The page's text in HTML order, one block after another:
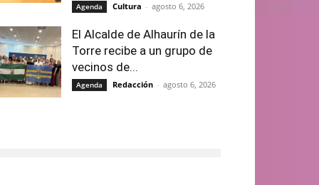
Agenda Cultura - agosto 6, 2026
El Alcalde de Alhaurín de la
Torre recibe a un grupo de
vecinos de...
Agenda Redacción - agosto 6, 2026